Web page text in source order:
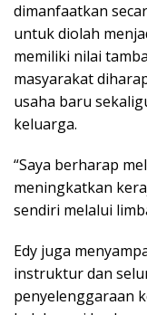
dimanfaatkan
untuk diolah
memiliki nilai
masyarakat
usaha baru
keluarga.
“Saya berharap
meningkatkan
sendiri melalui
Edy juga
instruktur dan
penyelenggaraan